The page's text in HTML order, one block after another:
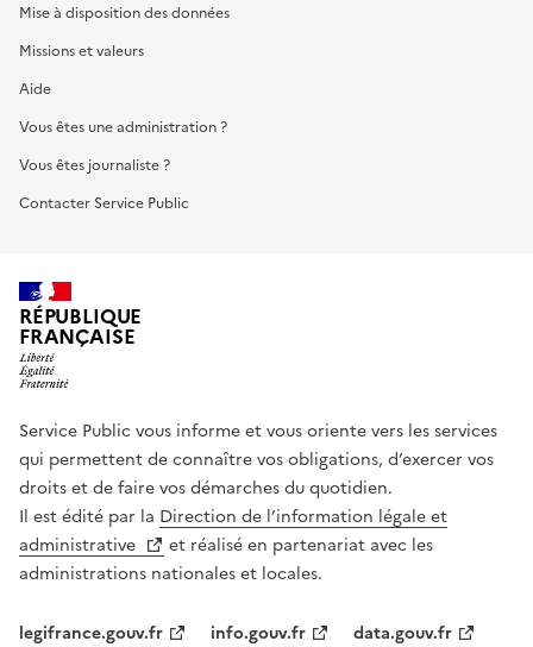
Mise à disposition des données
Missions et valeurs
Aide
Vous êtes une administration ?
Vous êtes journaliste ?
Contacter Service Public
RÉPUBLIQUE
FRANÇAISE
Service Public vous informe et vous oriente vers les services
qui permettent de connaître vos obligations, d’exercer vos
droits et de faire vos démarches du quotidien.
Il est édité par la Direction de l’information légale et
administrative
et réalisé en partenariat avec les
administrations nationales et locales.
legifrance.gouv.fr info.gouv.fr data.gouv.fr